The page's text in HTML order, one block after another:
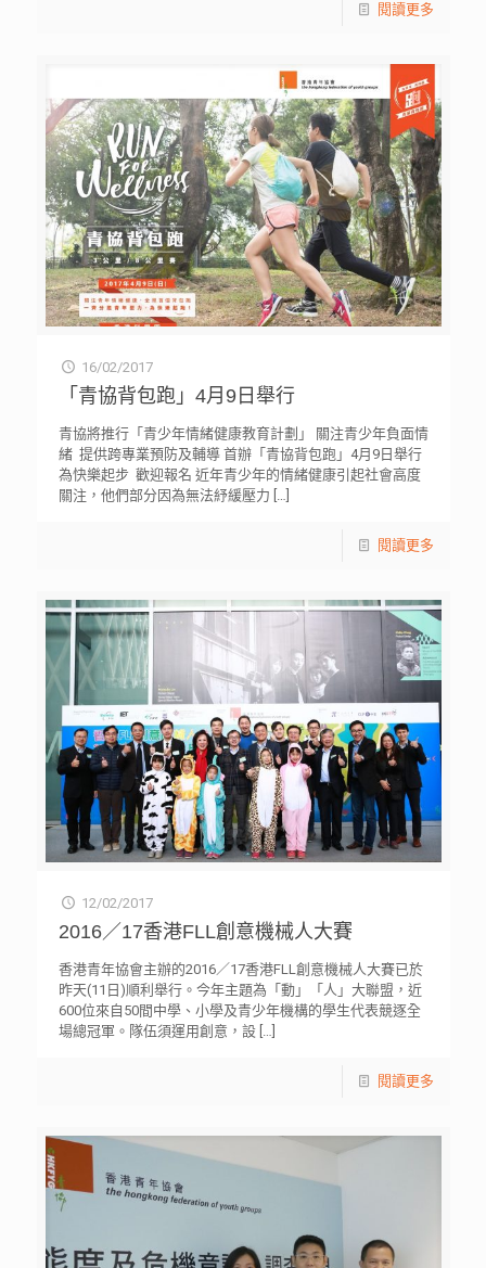
閱讀更多
16/02/2017
「青協背包跑」4月9日舉行
青協將推行「青少年情緒健康教育計劃」 關注青少年負面情
緒 提供跨專業預防及輔導 首辦「青協背包跑」4月9日舉行
為快樂起步 歡迎報名 近年青少年的情緒健康引起社會高度
關注，他們部分因為無法紓緩壓力 […]
閱讀更多
12/02/2017
2016／17香港FLL創意機械人大賽
香港青年協會主辦的2016／17香港FLL創意機械人大賽已於
昨天(11日)順利舉行。今年主題為「動」「人」大聯盟，近
600位來自50間中學、小學及青少年機構的學生代表競逐全
場總冠軍。隊伍須運用創意，設[…]
閱讀更多